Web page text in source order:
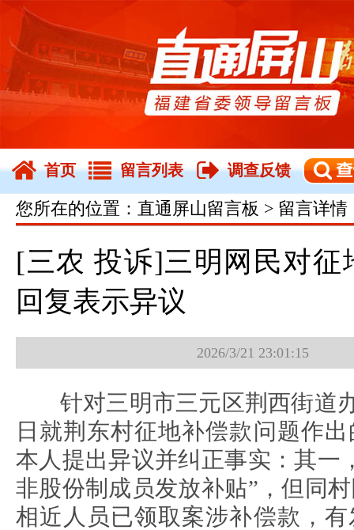
首页 留言列表 调查反馈
您所在的位置：直通屏山留言板 > 留言详情
[三农 投诉]三明网民对征
回复表示异议
2026/3/21 23:01:15
针对三明市三元区荆西街道
日就荆东村征地补偿款问题作
本人提出异议并纠正事实：其一
非股份制成员发放补贴”，但同
相近人员已领取案涉补偿款，